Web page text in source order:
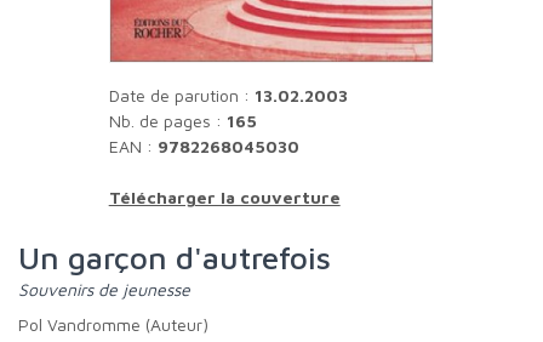
Date de parution : 13.02.2003
Nb. de pages : 165
EAN : 9782268045030
Télécharger la couverture
Un garçon d'autrefois
Souvenirs de jeunesse
Pol Vandromme (Auteur)